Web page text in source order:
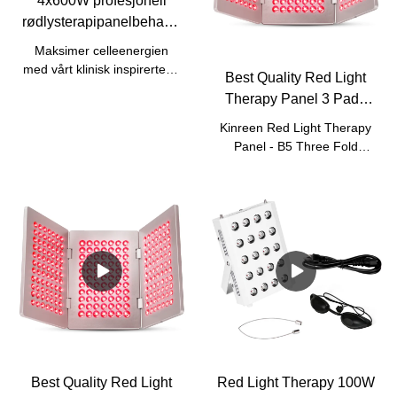
rødlysterapipanelbehandling
for hele kroppen med
fjernkontroll og tilpasning
Maksimer celleenergien
med vårt klinisk inspirerte 4-
for både profesjonelle
klinikker og hjemmebaserte
velværeområder.
Best Quality Red Light
Therapy Panel 3 Pad -
B5 Three Fold Panel -
Fabrikk
Kinreen Red Light Therapy
Panel - B5 Three Fold
smertelindring.I denne
videoen kan du se vårt 3
Pad sammenleggbare røde
lysterapipanel.
Best Quality Red Light
Red Light Therapy 100W